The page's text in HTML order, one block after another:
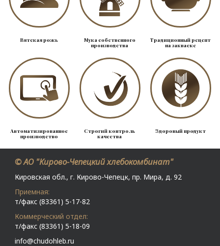
Вятская рожь Мука собственного
производства
Традиционный рецепт
на закваске
Автоматизированное
производство
Строгий контроль
качества
Здоровый продукт
© АО "Кирово-Чепецкий хлебокомбинат"
Кировская обл., г. Кирово-Чепецк, пр. Мира, д. 92
Приемная:
т/факс (83361) 5-17-82
Коммерческий отдел:
т/факс (83361) 5-18-09
info@chudohleb.ru